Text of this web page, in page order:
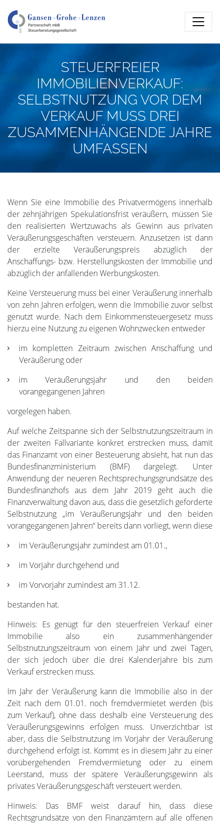
STEUERFREIER
IMMOBILIENVERKAUF:
SELBSTNUTZUNG VOR DEM
VERKAUF MUSS DREI
ZUSAMMENHÄNGENDE JAHRE
UMFASSEN
Wenn Sie eine Immobilie des Privatvermögens innerhalb
der zehnjährigen Spekulationsfrist veräußern, müssen Sie
den realisierten Wertzuwachs als Gewinn aus privaten
Veräußerungsgeschäften versteuern. Anzusetzen ist dann
der erzielte Veräußerungspreis abzüglich der
Anschaffungs- bzw. Herstellungskosten der Immobilie und
abzüglich der anfallenden Werbungskosten.
Keine Versteuerung muss bei einer Veräußerung innerhalb
von zehn Jahren erfolgen, wenn die Immobilie zuvor selbst
genutzt wurde. Nach dem Einkommensteuergesetz muss
hierzu eine Nutzung zu eigenen Wohnzwecken entweder
im kompletten Zeitraum zwischen Anschaffung und
Veräußerung oder
im Veräußerungsjahr und den beiden
vorangegangenen Jahren
vorgelegen haben.
Auf welche Zeitspanne sich der Selbstnutzungszeitraum in
der zweiten Fallvariante konkret erstrecken muss, damit
das Finanzamt von einer Besteuerung absieht, hat nun das
Bundesfinanzministerium (BMF) dargelegt. Unter
Anwendung der neueren Rechtsprechungsgrundsätze des
Bundesfinanzhofs aus dem Jahr 2019 geht auch die
Finanzverwaltung davon aus, dass die gesetzlich geforderte
Selbstnutzung „im Veräußerungsjahr und den beiden
vorangegangenen Jahren“ bereits dann vorliegt, wenn diese
im Veräußerungsjahr zumindest am 01.01.,
im Vorjahr durchgehend und
im Vorvorjahr zumindest am 31.12.
bestanden hat.
Hinweis: Es genügt für den steuerfreien Verkauf einer
Immobilie also ein zusammenhängender
Selbstnutzungszeitraum von einem Jahr und zwei Tagen,
der sich jedoch über die drei Kalenderjahre bis zum
Verkauf erstrecken muss.
Im Jahr der Veräußerung kann die Immobilie also in der
Zeit nach dem 01.01. noch fremdvermietet werden (bis
zum Verkauf), ohne dass deshalb eine Versteuerung des
Veräußerungsgewinns erfolgen muss. Unverzichtbar ist
aber, dass die Selbstnutzung im Vorjahr der Veräußerung
durchgehend erfolgt ist. Kommt es in diesem Jahr zu einer
vorübergehenden Fremdvermietung oder zu einem
Leerstand, muss der spätere Veräußerungsgewinn als
privates Veräußerungsgeschäft versteuert werden.
Hinweis: Das BMF weist darauf hin, dass diese
Rechtsgrundsätze von den Finanzämtern auf alle offenen